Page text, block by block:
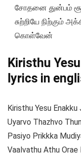
சோதனை துன்பம்
சுற்றியே நிற்கும்
கொள்வேன்
Kiristhu
lyrics in
Kiristhu Yesu
Uyarvo Thazhvo
Pasiyo Prikkka
Vaalvathu Athu Orae